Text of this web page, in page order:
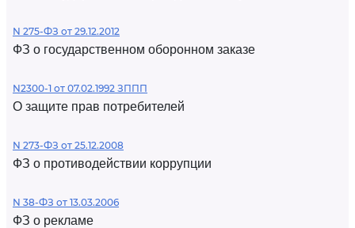
N 275-ФЗ от 29.12.2012
ФЗ о государственном оборонном заказе
N2300-1 от 07.02.1992 ЗППП
О защите прав потребителей
N 273-ФЗ от 25.12.2008
ФЗ о противодействии коррупции
N 38-ФЗ от 13.03.2006
ФЗ о рекламе